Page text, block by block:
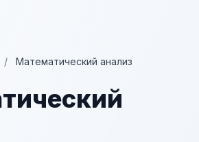
/ Математический анализ